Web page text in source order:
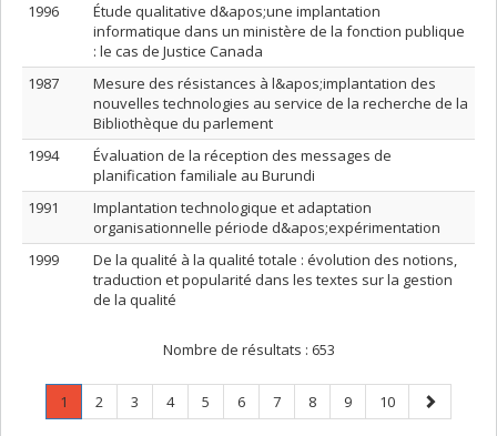
1996
Étude qualitative d&apos;une implantation
informatique dans un ministère de la fonction publique
: le cas de Justice Canada
1987
Mesure des résistances à l&apos;implantation des
nouvelles technologies au service de la recherche de la
Bibliothèque du parlement
1994
Évaluation de la réception des messages de
planification familiale au Burundi
1991
Implantation technologique et adaptation
organisationnelle période d&apos;expérimentation
1999
De la qualité à la qualité totale : évolution des notions,
traduction et popularité dans les textes sur la gestion
de la qualité
Nombre de résultats : 653
Page
1
Page
Page
2 Page
3 Page
4 Page
5 Page
6 Page
7 Page
8 Page
9 Page
10
Page
suivante